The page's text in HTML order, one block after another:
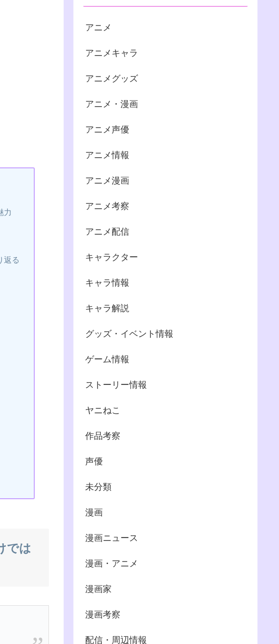
力
返る
では
アニメ
アニメキャラ
アニメグッズ
アニメ・漫画
アニメ声優
アニメ情報
アニメ漫画
アニメ考察
アニメ配信
キャラクター
キャラ情報
キャラ解説
グッズ・イベント情報
ゲーム情報
ストーリー情報
ヤニねこ
作品考察
声優
未分類
漫画
漫画ニュース
漫画・アニメ
漫画家
漫画考察
配信・周辺情報